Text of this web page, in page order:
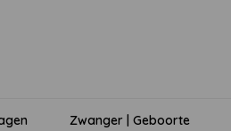
Zwanger | Geboorte